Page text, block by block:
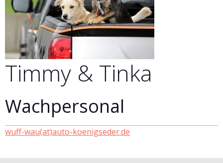
Timmy & Tinka
Wachpersonal
wuff-wau(at)auto-koenigseder.de